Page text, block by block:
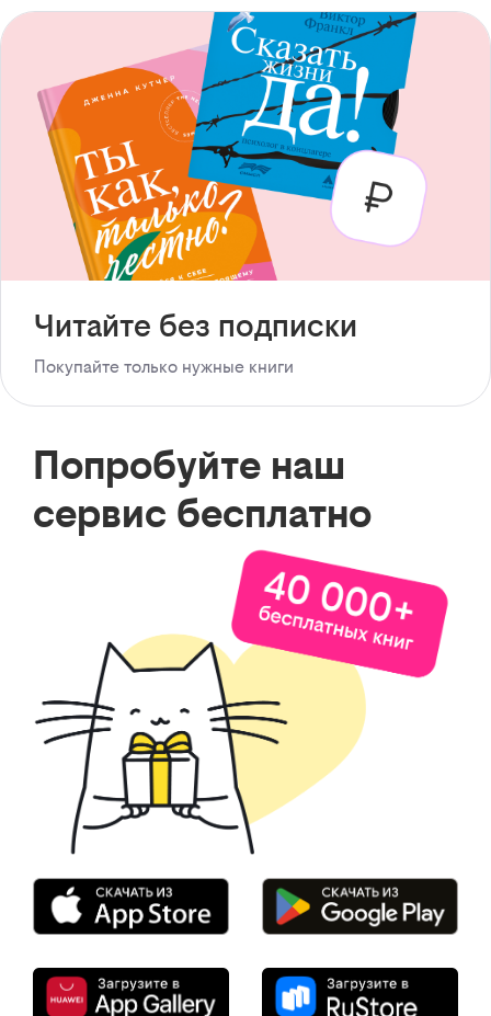
Читайте без подписки
Покупайте только нужные книги
Попробуйте наш
сервис бесплатно